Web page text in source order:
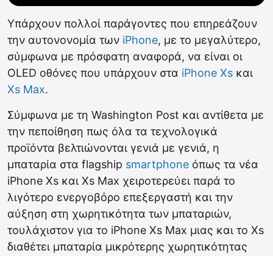
Υπάρχουν πολλοί παράγοντες που επηρεάζουν
την αυτονονομία των iPhone, με το μεγαλύτερο,
σύμφωνα με πρόσφατη αναφορά, να είναι οι
OLED οθόνες που υπάρχουν στα iPhone Xs και
Xs Max.
Σύμφωνα με τη Washington Post και αντίθετα με
την πεποίθηση πως όλα τα τεχνολογικά
προϊόντα βελτιώνονται γενιά με γενιά, η
μπαταρία στα flagship smartphone όπως τα νέα
iPhone Xs και Xs Max χειροτερεύει παρά το
λιγότερο ενεργοβόρο επεξεργαστή και την
αύξηση στη χωρητικότητα των μπαταριών,
τουλάχιστον για το iPhone Xs Max μιας και το Xs
διαθέτει μπαταρία μικρότερης χωρητικότητας